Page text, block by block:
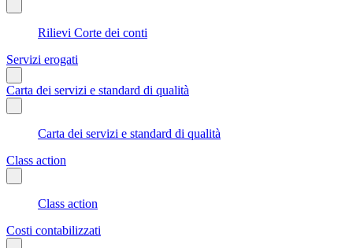
Rilievi Corte dei conti
Servizi erogati
Carta dei servizi e standard di qualità
Carta dei servizi e standard di qualità
Class action
Class action
Costi contabilizzati